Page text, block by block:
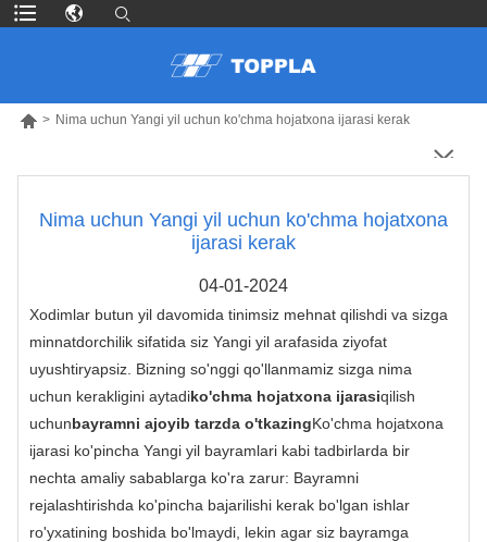
 > Nima uchun Yangi yil uchun ko'chma hojatxona ijarasi kerak
Nima uchun Yangi yil uchun ko'chma hojatxona
ijarasi kerak
04-01-2024
Xodimlar butun yil davomida tinimsiz mehnat qilishdi va sizga
minnatdorchilik sifatida siz Yangi yil arafasida ziyofat
uyushtiryapsiz. Bizning so'nggi qo'llanmamiz sizga nima
uchun kerakligini aytadiko'chma hojatxona ijarasiqilish
uchunbayramni ajoyib tarzda o'tkazingKo'chma hojatxona
ijarasi ko'pincha Yangi yil bayramlari kabi tadbirlarda bir
nechta amaliy sabablarga ko'ra zarur: Bayramni
rejalashtirishda ko'pincha bajarilishi kerak bo'lgan ishlar
ro'yxatining boshida bo'lmaydi, lekin agar siz bayramga